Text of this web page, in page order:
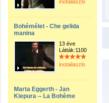
inotailaszlo
Bohémélet - Che gelida
manina
13 éve
Látták:1100
inotailaszlo
Marta Eggerth - Jan
Kiepura -- La Bohème